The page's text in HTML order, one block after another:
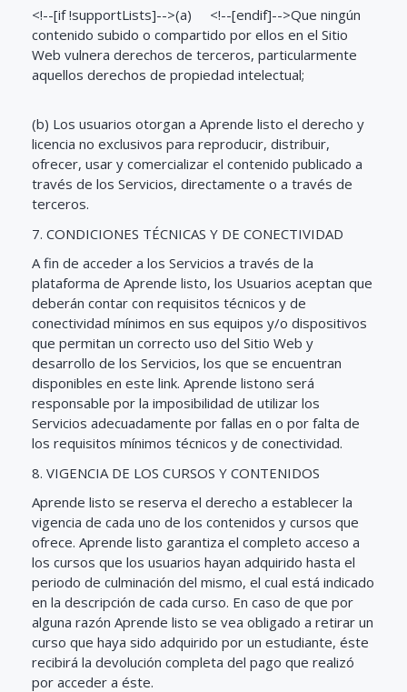
<!--[if !supportLists]-->(a) <!--[endif]-->Que ningún
contenido subido o compartido por ellos en el Sitio
Web vulnera derechos de terceros, particularmente
aquellos derechos de propiedad intelectual;
(b) Los usuarios otorgan a Aprende listo el derecho y
licencia no exclusivos para reproducir, distribuir,
ofrecer, usar y comercializar el contenido publicado a
través de los Servicios, directamente o a través de
terceros.
7. CONDICIONES TÉCNICAS Y DE CONECTIVIDAD
A fin de acceder a los Servicios a través de la
plataforma de Aprende listo, los Usuarios aceptan que
deberán contar con requisitos técnicos y de
conectividad mínimos en sus equipos y/o dispositivos
que permitan un correcto uso del Sitio Web y
desarrollo de los Servicios, los que se encuentran
disponibles en este link. Aprende listono será
responsable por la imposibilidad de utilizar los
Servicios adecuadamente por fallas en o por falta de
los requisitos mínimos técnicos y de conectividad.
8. VIGENCIA DE LOS CURSOS Y CONTENIDOS
Aprende listo se reserva el derecho a establecer la
vigencia de cada uno de los contenidos y cursos que
ofrece. Aprende listo garantiza el completo acceso a
los cursos que los usuarios hayan adquirido hasta el
periodo de culminación del mismo, el cual está indicado
en la descripción de cada curso. En caso de que por
alguna razón Aprende listo se vea obligado a retirar un
curso que haya sido adquirido por un estudiante, éste
recibirá la devolución completa del pago que realizó
por acceder a éste.